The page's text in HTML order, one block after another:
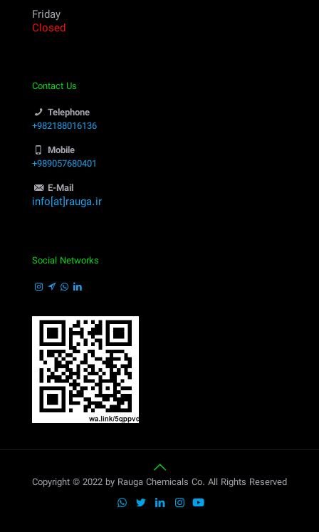
Friday
Closed
Contact Us
Telephone
+982188016136
Mobile
+989057680401
E-Mail
info[at]rauga.ir
Social Networks
Copyright © 2022 by Rauga Chemicals Co. All Rights Reserved